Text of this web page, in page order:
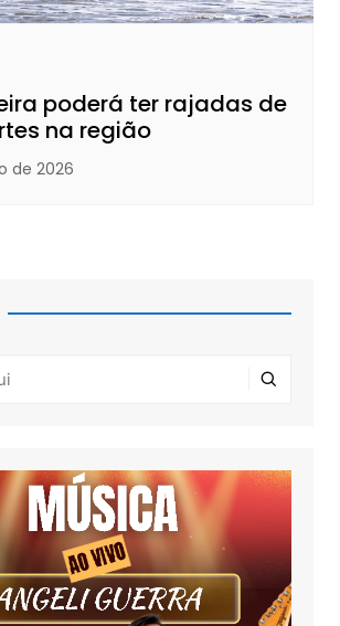
poderá ter rajadas de
na região
de 2026